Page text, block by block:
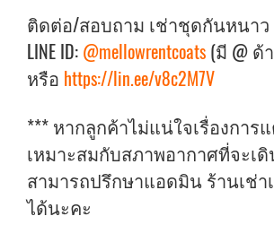
ติดต่อ/สอบถาม เช่าชุดกันหนาว
LINE ID: @mellowrentcoats (มี @ ด้
หรือ https://lin.ee/v8c2M7V
*** หากลูกค้าไม่แน่ใจเรื่องการ
เหมาะสมกับสภาพอากาศที่จะเดิ
สามารถปรึกษาแอดมิน ร้านเช่า
ได้นะคะ